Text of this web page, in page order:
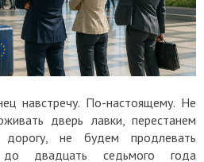
навстречу. По-настоящему. Не
дверь лавки, перестанем
не будем продлевать
двадцать седьмого года